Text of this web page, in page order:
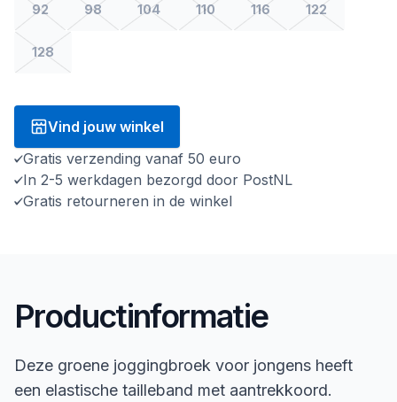
92 98 104 110 116 122
128
Vind jouw winkel
Gratis verzending vanaf 50 euro
In 2-5 werkdagen bezorgd door PostNL
Gratis retourneren in de winkel
Productinformatie
Deze groene joggingbroek voor jongens heeft
een elastische tailleband met aantrekkoord.